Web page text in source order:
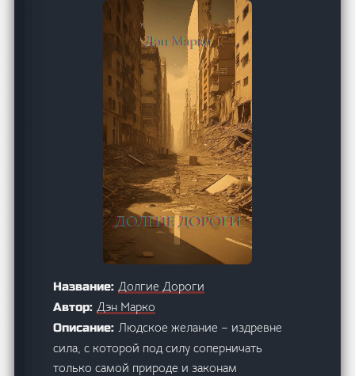
Название:Долгие Дороги
Автор:Дэн Марко
Описание:Людское желание – издревне
сила, с которой под силу соперничать
только самой природе и законам